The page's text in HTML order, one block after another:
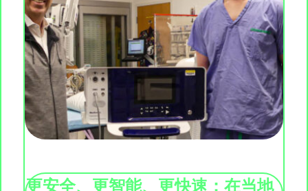
更安全、更智能、更快速：在当地